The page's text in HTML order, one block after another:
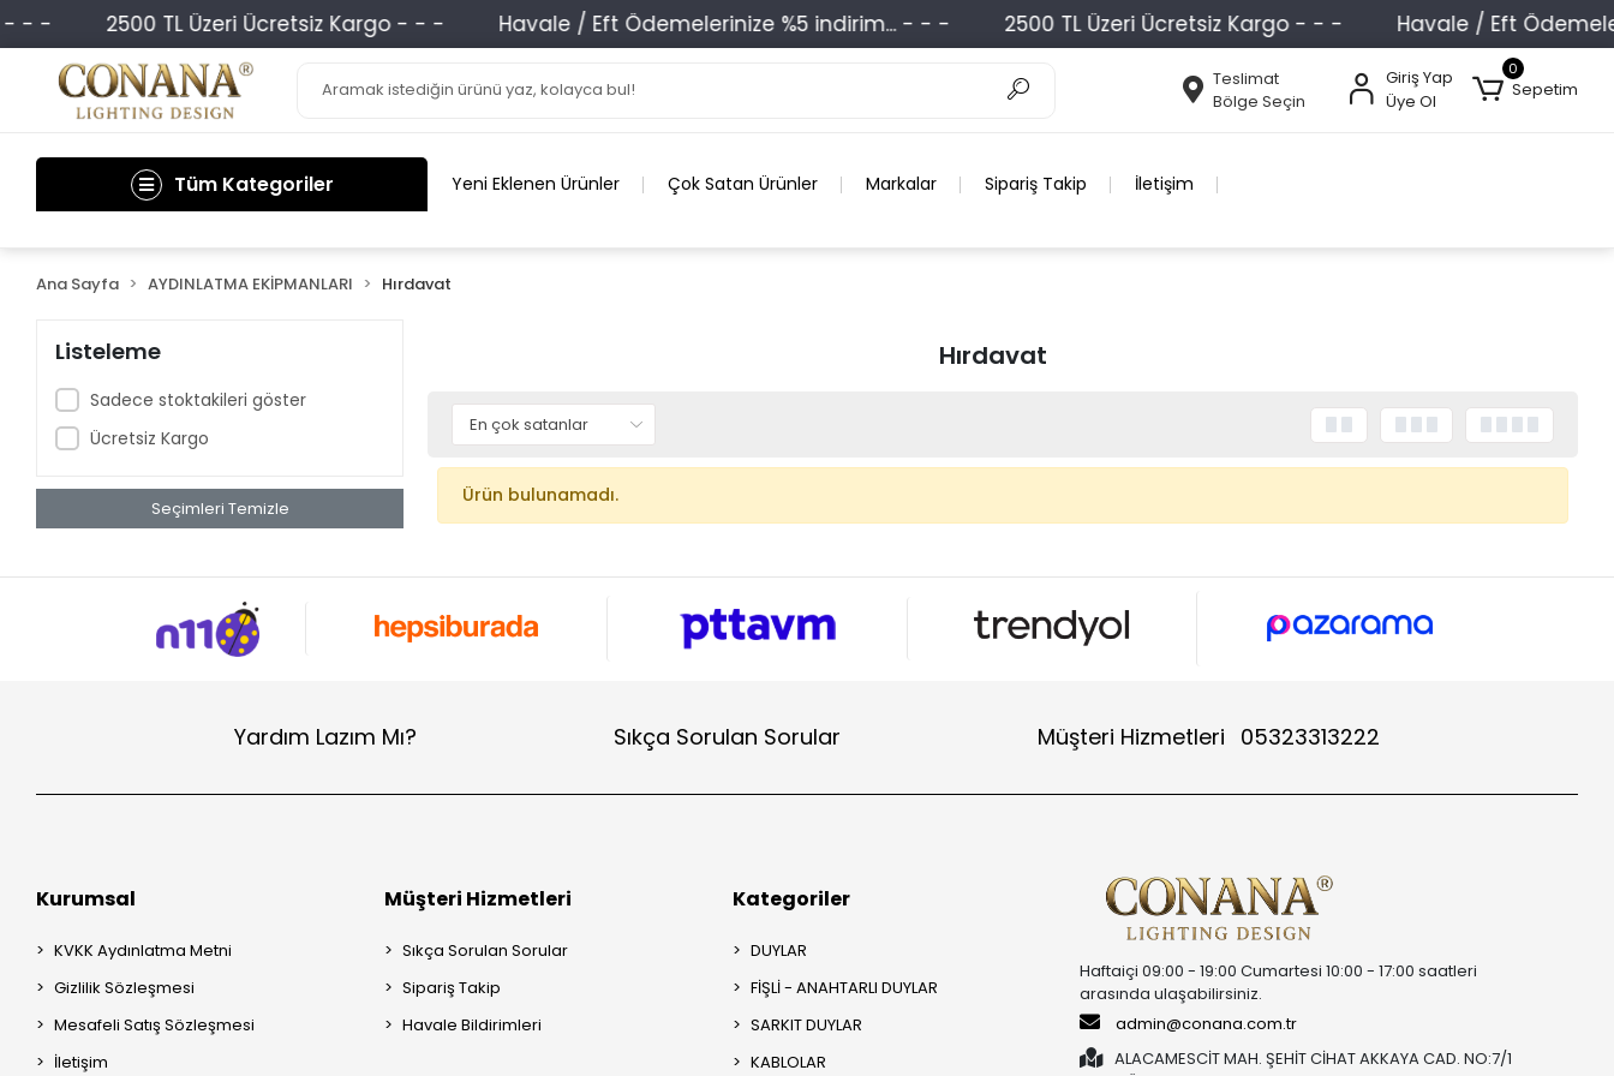
- - 2500 TL Üzeri Ücretsiz Kargo - - - Havale / Eft Ödemelerinize %5 indirim... - - - 2500 TL Üzeri Ücretsiz Kargo - - - Havale / Eft
Teslimat
Bölge Seçin
Giriş Yap
Üye Ol
0
Sepetim
Tüm Kategoriler Yeni Eklenen Ürünler Çok Satan Ürünler Markalar Sipariş Takip İletişim
Ana Sayfa AYDINLATMA EKİPMANLARI Hırdavat
Listeleme
Sadece stoktakileri göster
Ücretsiz Kargo
Seçimleri Temizle
Hırdavat
Ürün bulunamadı.
Yardım Lazım Mı? Sıkça Sorulan Sorular Müşteri Hizmetleri 05323313222
Kurumsal
KVKK Aydınlatma Metni
Gizlilik Sözleşmesi
Mesafeli Satış Sözleşmesi
İletişim
Müşteri Hizmetleri
Sıkça Sorulan Sorular
Sipariş Takip
Havale Bildirimleri
Kategoriler
DUYLAR
FİŞLİ - ANAHTARLI DUYLAR
SARKIT DUYLAR
KABLOLAR
Haftaiçi 09:00 - 19:00 Cumartesi 10:00 - 17:00 saatleri
arasında ulaşabilirsiniz.
admin@conana.com.tr
ALACAMESCİT MAH. ŞEHİT CİHAT AKKAYA CAD. NO:7/1